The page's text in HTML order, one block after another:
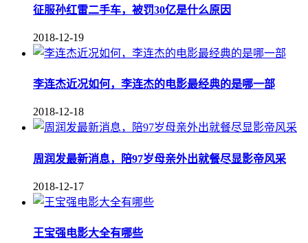
征服孙红雷二手车，被罚30亿是什么原因
2018-12-19
李连杰近况如何，李连杰的电影最经典的是哪一部
2018-12-18
周润发最新消息，陪97岁母亲外出就餐尽显影帝风采
2018-12-17
王宝强电影大全有哪些